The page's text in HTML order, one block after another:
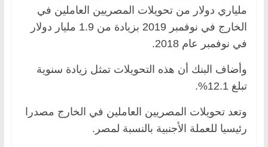
ملياري دولار من تحويلات المصريين العاملين في
الخارج في نوفمبر 2019 بزيادة من 1.9 مليار دولار
في نوفمبر عام 2018.
وأضاف البنك أن هذه التحويلات تمثل زيادة سنوية
تبلغ 12.1%.
وتعد تحويلات المصريين العاملين في الخارج مصدرا
رئيسيا للعملة الأجنبية بالنسبة لمصر.